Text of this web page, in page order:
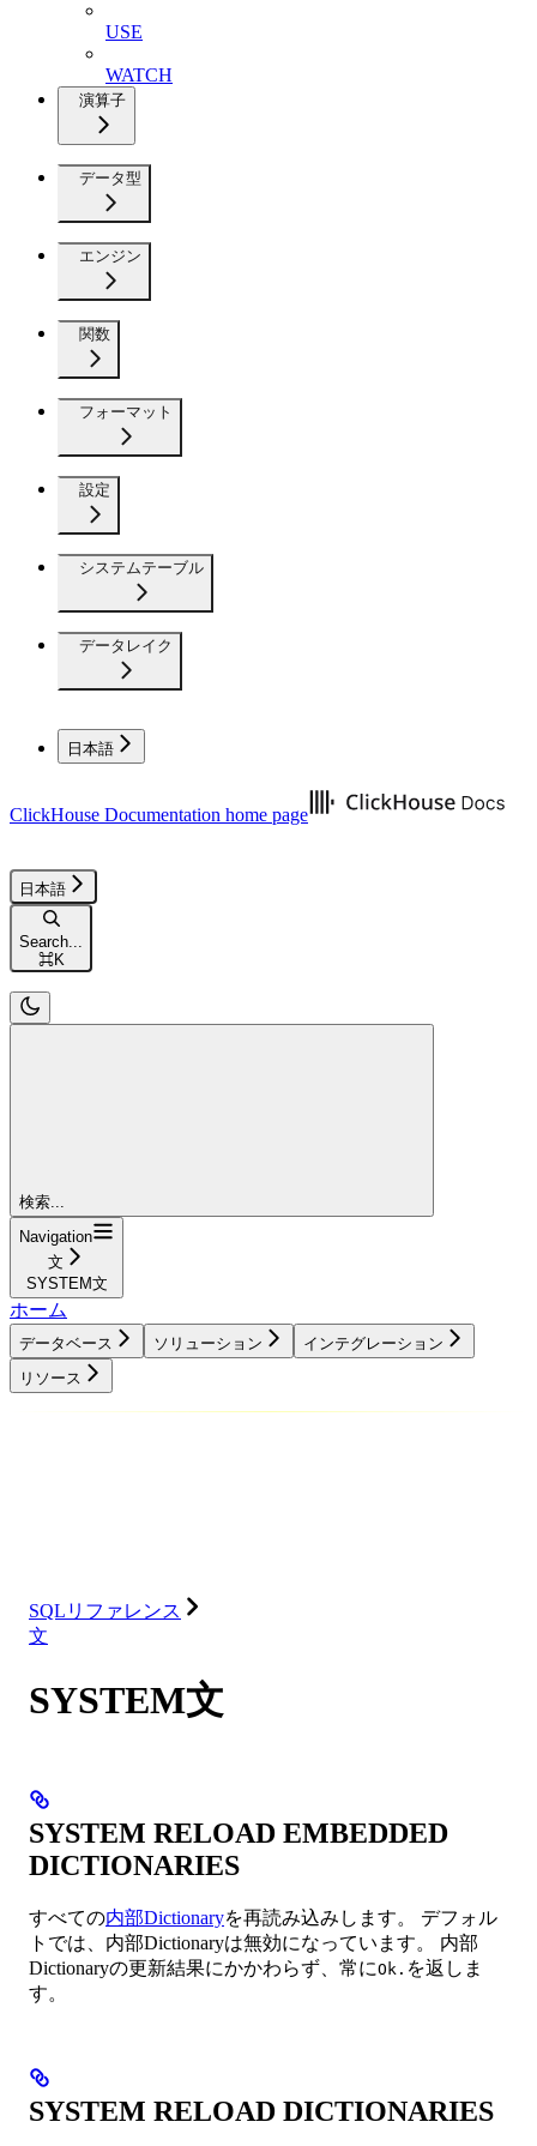
USE
WATCH
演算子
データ型
エンジン
関数
フォーマット
設定
システムテーブル
データレイク
日本語
ClickHouse Documentation home page
日本語
Search...
⌘K
検索...
Navigation
文
SYSTEM文
ホーム
データベース ソリューション
インテグレーション
リソース
SQLリファレンス
文
SYSTEM文
SYSTEM RELOAD EMBEDDED
DICTIONARIES
すべての内部Dictionaryを再読み込みします。 デフォル
トでは、内部Dictionaryは無効になっています。 内部
Dictionaryの更新結果にかかわらず、常にOk. を返しま
す。
SYSTEM RELOAD DICTIONARIES